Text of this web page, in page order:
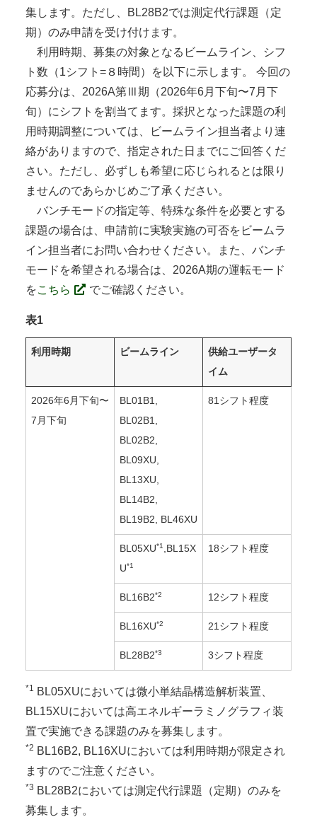
集します。ただし、BL28B2では測定代行課題（定
期）のみ申請を受け付けます。
利用時期、募集の対象となるビームライン、シフ
ト数（1シフト=８時間）を以下に示します。 今回の
応募分は、2026A第Ⅲ期（2026年6月下旬〜7月下
旬）にシフトを割当てます。採択となった課題の利
用時期調整については、ビームライン担当者より連
絡がありますので、指定された日までにご回答くだ
さい。ただし、必ずしも希望に応じられるとは限り
ませんのであらかじめご了承ください。
バンチモードの指定等、特殊な条件を必要とする
課題の場合は、申請前に実験実施の可否をビームラ
イン担当者にお問い合わせください。また、バンチ
モードを希望される場合は、2026A期の運転モード
をこちら でご確認ください。
表1
利用時期 ビームライン
供給ユーザータ
イム
2026年6月下旬〜
7月下旬
BL01B1,
BL02B1,
BL02B2,
BL09XU,
BL13XU,
BL14B2,
BL19B2, BL46XU
81シフト程度
BL05XU*1
,BL15X
U*1
18シフト程度
BL16B2*2 12シフト程度
BL16XU*2 21シフト程度
BL28B2*3 3シフト程度
*1 BL05XUにおいては微小単結晶構造解析装置、
BL15XUにおいては高エネルギーラミノグラフィ装
置で実施できる課題のみを募集します。
*2 BL16B2, BL16XUにおいては利用時期が限定され
ますのでご注意ください。
*3 BL28B2においては測定代行課題（定期）のみを
募集します。